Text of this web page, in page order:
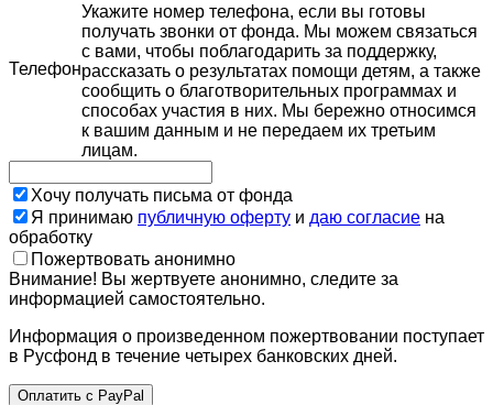
Телефон
Укажите номер телефона, если вы готовы
получать звонки от фонда. Мы можем связаться
с вами, чтобы поблагодарить за поддержку,
рассказать о результатах помощи детям, а также
сообщить о благотворительных программах и
способах участия в них. Мы бережно относимся
к вашим данным и не передаем их третьим
лицам.
Хочу получать письма от фонда
Я принимаю публичную оферту и даю согласие на
обработку
Пожертвовать анонимно
Внимание! Вы жертвуете анонимно, следите за
информацией самостоятельно.
Информация о произведенном пожертвовании поступает
в Русфонд в течение четырех банковских дней.
Оплатить с PayPal